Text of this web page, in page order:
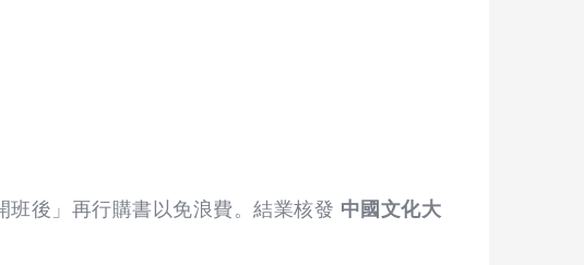
後」再行購書以免浪費。結業核發 中國文化大